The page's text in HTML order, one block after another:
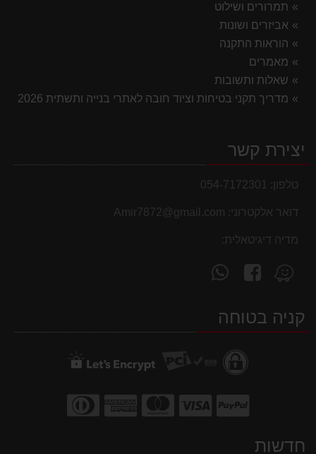
תמרורים ושילוט
אביזרים ושונות
הוראות התקנה
מאמרים
שאלות ותשובות
מדריך תקני בטיחות וציוד חובה לאתרי בנייה ותשתית 2026
יצירת קשר
טלפון: 054-7172301
דואר אלקטרוני: Amir7872@gmail.com
מדיה דיגיטאלית:
מצא
אותנו
Waze
עקוב
אחרינו
facebookקניה בטוחה
חדשות